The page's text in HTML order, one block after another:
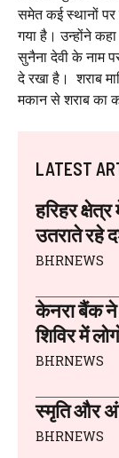
समेत कई स्थानों
गया है। उन्होंने
सुनैना देवी के नाम
दे रखा है। शराब
मकान से शराब का
LATEST
हरिहर
उतराते रहे
BHRNEWS
केनरा बैंक ने
शिविर में
BHRNEWS
स्मृति और
BHRNEWS